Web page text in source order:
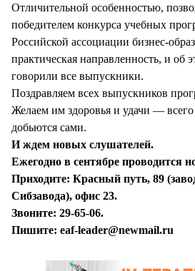
Отличительной особенностью,
победителем конкурса учебных
Российской ассоциации бизнес-
практическая направленность, и об
говорили все выпускники.
Поздравляем всех выпускников
Желаем им здоровья и удачи — всего
добьются сами.
И ждем новых слушателей.
Ежегодно в сентябре проводится
Приходите: Красный путь, 89
Сибзавода), офис 23.
Звоните: 29-65-06.
Пишите: eaf-leader@newmail.ru